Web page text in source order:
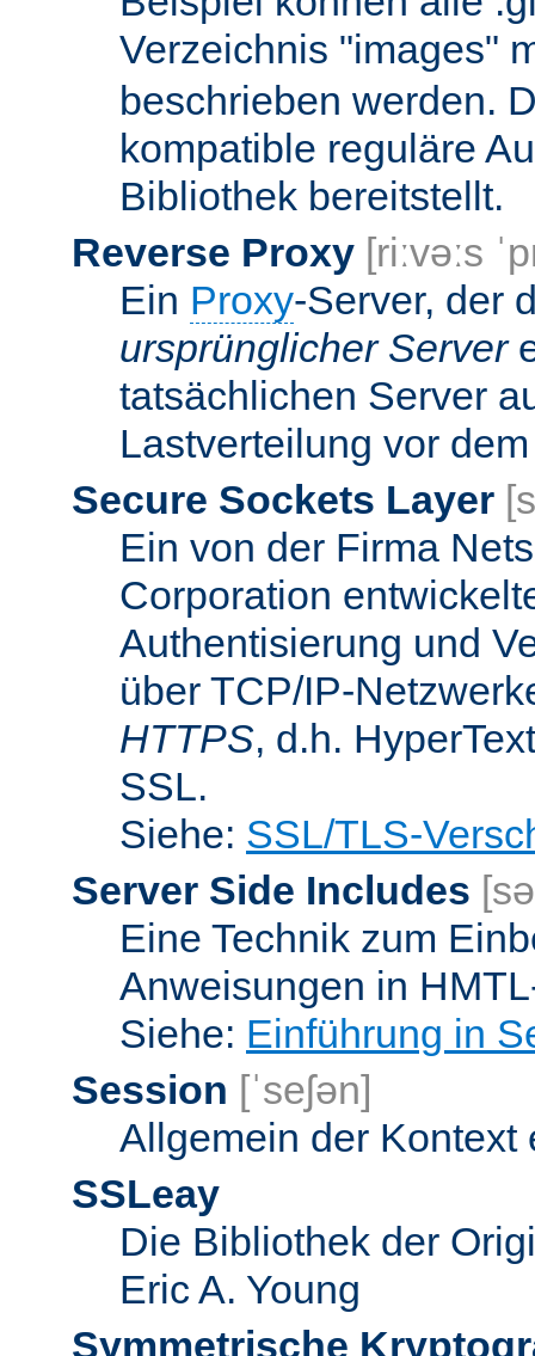
Verzeichnis "images"
beschrieben werden.
kompatible reguläre
Bibliothek bereitstellt.
Reverse Proxy [riːvəːs
Ein Proxy-Server, der
ursprünglicher Server
tatsächlichen Server
Lastverteilung vor
Secure Sockets Layer
Ein von der Firma
Corporation
Authentisierung und
über TCP/IP-
HTTPS, d.h.
SSL.
Siehe: SSL/TLS-
Server Side Includes
Eine Technik zum
Anweisungen in
Siehe: Einführung in
Session [ˈseʃən]
Allgemein der Kontext
SSLeay
Die Bibliothek der
Eric A. Young
Symmetrische